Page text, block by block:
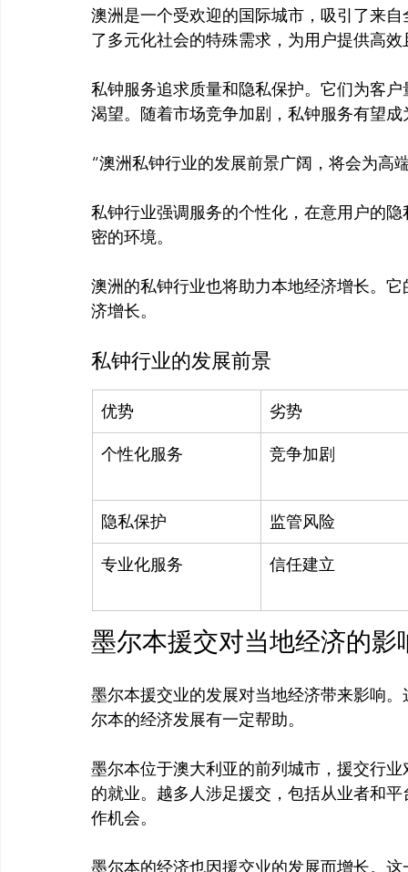
澳洲是一个受欢迎的国际城市，吸引了来
了多元化社会的特殊需求，为用户提供高
私钟服务追求质量和隐私保护。它们为客
“澳洲私钟行业的发展前景广阔，将会为高
私钟行业强调服务的个性化，在意用户的
密的环境。
澳洲的私钟行业也将助力本地经济增长。
私钟行业的发展前景
优势 劣势
个性化服务 竞争加剧
隐私保护 监管风险
专业化服务 信任建立
墨尔本援交对当地经济的影
墨尔本援交业的发展对当地经济带来影响
尔本的经济发展有一定帮助。
墨尔本位于澳大利亚的前列城市，援交行
的就业。越多人涉足援交，包括从业者和
作机会。
墨尔本的经济也因援交业的发展而增长。